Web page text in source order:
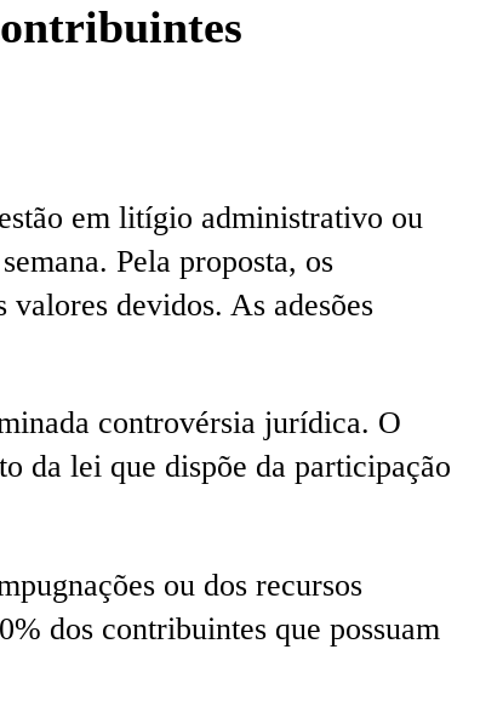
em litígio administrativo ou
Pela proposta, os
devidos. As adesões
controvérsia jurídica. O
da lei que dispõe da participação
ou dos recursos
dos contribuintes que possuam